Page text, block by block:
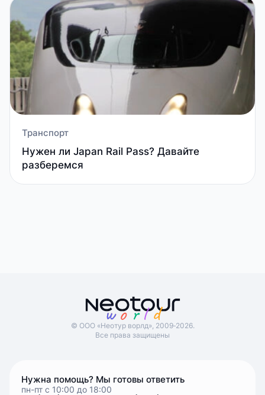
Транспорт
Нужен ли Japan Rail Pass? Давайте
разберемся
© ООО «Неотур ворлд», 2009‑2026.
Все права защищены
Нужна помощь? Мы готовы ответить
пн-пт с 10:00 до 18:00